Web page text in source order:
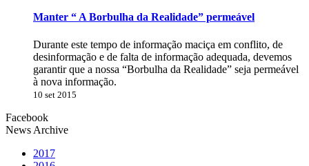
Manter “ A Borbulha da Realidade” permeável
Durante este tempo de informação maciça em conflito, de
desinformação e de falta de informação adequada, devemos
garantir que a nossa “Borbulha da Realidade” seja permeável
à nova informação.
10 set 2015
Facebook
News Archive
2017